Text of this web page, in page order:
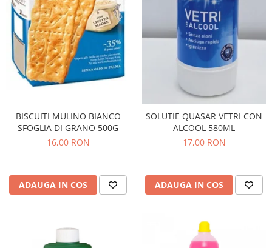
Bere italiana
Vinuri italiene
Bauturi aperitive, alcoolice
Apa italiana
Sucuri si bauturi racoritoare
Panettone cozonac italian,
Pandoro si Balocco
Produse fara gluten
Produse de patiserie
BISCUITI MULINO BIANCO
SFOGLIA DI GRANO 500G
16,00 RON
ADAUGA IN COS
SOLUTIE QUASAR VETRI CON
ALCOOL 580ML
17,00 RON
ADAUGA IN COS